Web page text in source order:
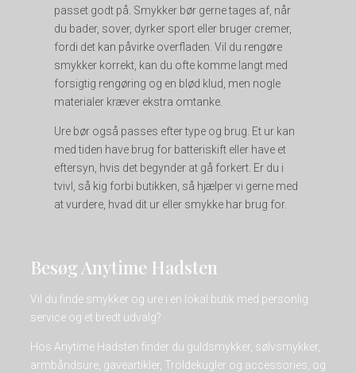
passet godt på. Smykker bør gerne tages af, når
du bader, sover, dyrker sport eller bruger cremer,
fordi det kan påvirke overfladen. Vil du rengøre
smykker korrekt, kan du ofte komme langt med
forsigtig rengøring og en blød klud, men nogle
materialer kræver ekstra omtanke.
Ure bør også passes efter type og brug. Et ur kan
med tiden have brug for batteriskift eller have et
eftersyn, hvis det begynder at gå forkert. Er du i
tvivl, så kig forbi butikken, så hjælper vi gerne med
at vurdere, hvad dit ur eller smykke har brug for.
Besøg Anytime Hadsten
Vil du finde smykker og ure i en lokal butik med personlig
service og et bredt udvalg?
Hos Anytime Hadsten finder du guldsmykker, sølvsmykker,
armbåndsure, gaveartikler, Troldekugler og accessories, og